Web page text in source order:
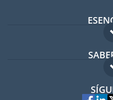
Foro para
Guía para
Trabajos